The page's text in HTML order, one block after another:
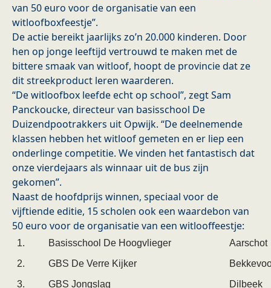
van 50 euro voor de organisatie van een
witloofboxfeestje”.
De actie bereikt jaarlijks zo’n 20.000 kinderen. Door
hen op jonge leeftijd vertrouwd te maken met de
bittere smaak van witloof, hoopt de provincie dat ze
dit streekproduct leren waarderen.
“De witloofbox leefde echt op school”, zegt Sam
Panckoucke, directeur van basisschool De
Duizendpootrakkers uit Opwijk. “De deelnemende
klassen hebben het witloof gemeten en er liep een
onderlinge competitie. We vinden het fantastisch dat
onze vierdejaars als winnaar uit de bus zijn
gekomen”.
Naast de hoofdprijs winnen, speciaal voor de
vijftiende editie, 15 scholen ook een waardebon van
50 euro voor de organisatie van een witlooffeestje:
1. Basisschool De Hoogvlieger
Aarschot
2.
GBS De Verre Kijker
3.
GBS Jongslag
Dilbeek